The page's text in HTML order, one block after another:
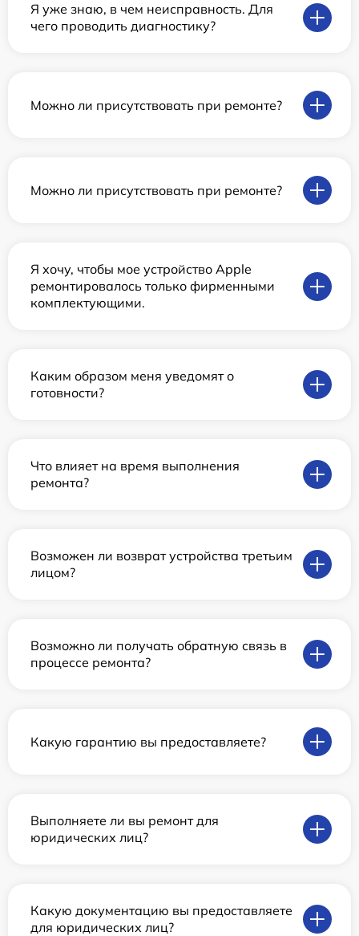
Я уже знаю, в чем неисправность. Для
чего проводить диагностику?
Можно ли присутствовать при ремонте?
Можно ли присутствовать при ремонте?
Я хочу, чтобы мое устройство Apple
ремонтировалось только фирменными
комплектующими.
Каким образом меня уведомят о
готовности?
Что влияет на время выполнения
ремонта?
Возможен ли возврат устройства третьим
лицом?
Возможно ли получать обратную связь в
процессе ремонта?
Какую гарантию вы предоставляете?
Выполняете ли вы ремонт для
юридических лиц?
Какую документацию вы предоставляете
для юридических лиц?